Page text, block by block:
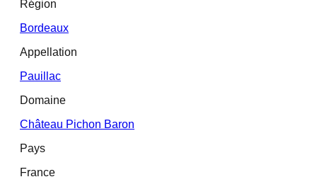
Région
Bordeaux
Appellation
Pauillac
Domaine
Château Pichon Baron
Pays
France